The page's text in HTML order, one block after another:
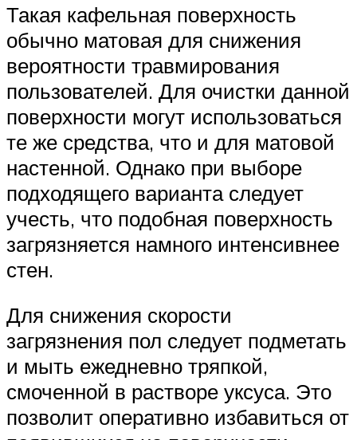
Такая кафельная поверхность
обычно матовая для снижения
вероятности травмирования
пользователей. Для очистки данной
поверхности могут использоваться
те же средства, что и для матовой
настенной. Однако при выборе
подходящего варианта следует
учесть, что подобная поверхность
загрязняется намного интенсивнее
стен.
Для снижения скорости
загрязнения пол следует подметать
и мыть ежедневно тряпкой,
смоченной в растворе уксуса. Это
позволит оперативно избавиться от